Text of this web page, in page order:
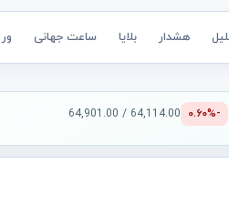
هشدار بلایا ساعت جهانی
-۰.۶۰% 64,114.00 / 64,901.00